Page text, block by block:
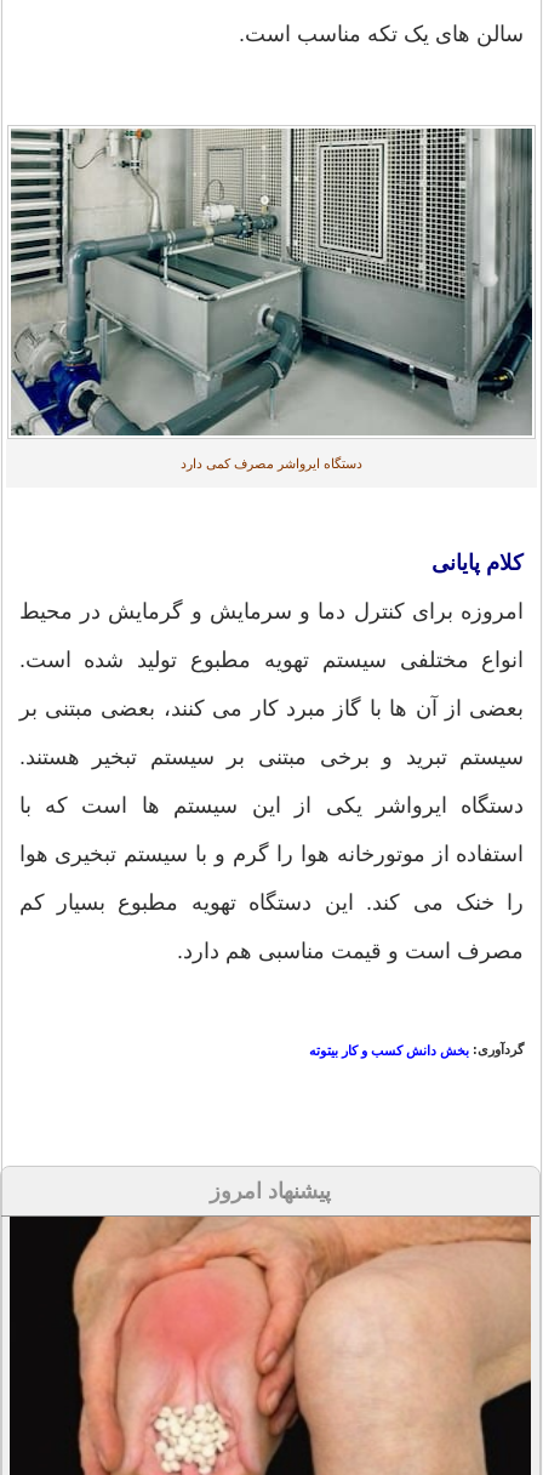
سالن های یک تکه مناسب است.
دستگاه ایرواشر مصرف کمی دارد
کلام پایانی
امروزه برای کنترل دما و سرمایش و گرمایش در محیط
انواع مختلفی سیستم تهویه مطبوع تولید شده است.
بعضی از آن ها با گاز مبرد کار می کنند، بعضی مبتنی بر
سیستم تبرید و برخی مبتنی بر سیستم تبخیر هستند.
دستگاه ایرواشر یکی از این سیستم ها است که با
استفاده از موتورخانه هوا را گرم و با سیستم تبخیری هوا
را خنک می کند. این دستگاه تهویه مطبوع بسیار کم
مصرف است و قیمت مناسبی هم دارد.
گردآوری: بخش دانش کسب و کار بیتوته
پیشنهاد امروز